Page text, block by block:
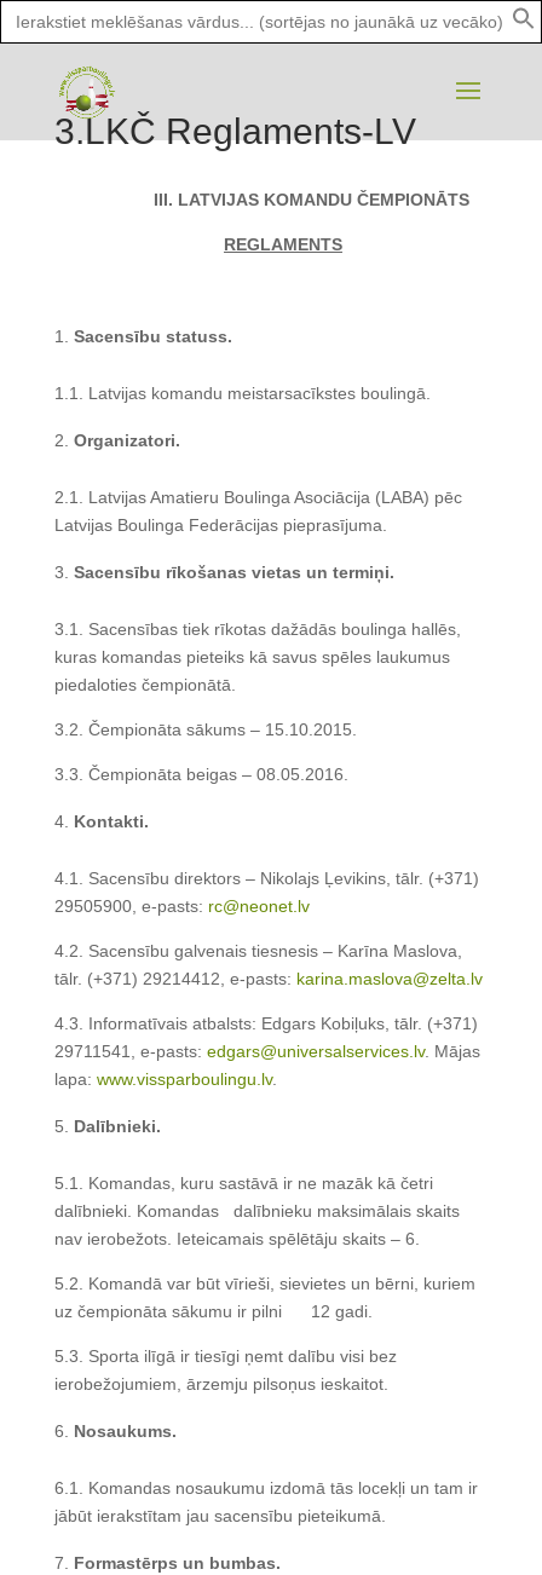
Search
for:
3.LKČ Reglaments-LV
III. LATVIJAS KOMANDUČEMPIONĀTS
REGLAMENTS
Sacensību statuss.
1.1. Latvijas komandu meistarsacīkstes boulingā.
Organizatori.
2.1. Latvijas Amatieru Boulinga Asociācija (LABA) pēc
Latvijas Boulinga Federācijas pieprasījuma.
Sacensību rīkošanas vietas un termiņi.
3.1. Sacensības tiek rīkotas dažādās boulinga hallēs,
kuras komandas pieteiks kā savus spēles laukumus
piedaloties čempionātā.
3.2. Čempionāta sākums – 15.10.2015.
3.3. Čempionāta beigas – 08.05.2016.
Kontakti.
4.1. Sacensību direktors – Nikolajs Ļevikins, tālr. (+371)
29505900, e-pasts: rc@neonet.lv
4.2. Sacensību galvenais tiesnesis – Karīna Maslova,
tālr. (+371) 29214412, e-pasts: karina.maslova@zelta.lv
4.3. Informatīvais atbalsts: Edgars Kobiļuks, tālr. (+371)
29711541, e-pasts: edgars@universalservices.lv. Mājas
lapa: www.vissparboulingu.lv.
Dalībnieki.
5.1. Komandas, kuru sastāvā ir ne mazāk kā četri
dalībnieki. Komandas dalībnieku maksimālais skaits
nav ierobežots. Ieteicamais spēlētāju skaits – 6.
5.2. Komandā var būt vīrieši, sievietes un bērni, kuriem
uz čempionāta sākumu ir pilni 12 gadi.
5.3. Sporta ilīgā ir tiesīgi ņemt dalību visi bez
ierobežojumiem, ārzemju pilsoņus ieskaitot.
Nosaukums.
6.1. Komandas nosaukumu izdomā tās locekļi un tam ir
jābūt ierakstītam jau sacensību pieteikumā.
Formastērps un bumbas.